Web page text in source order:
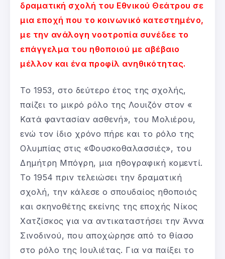
δραματική σχολή του Εθνικού Θεάτρου σε
μια εποχή που το κοινωνικό κατεστημένο,
με την ανάλογη νοοτροπία συνέδεε το
επάγγελμα του ηθοποιού με αβέβαιο
μέλλον και ένα προφίλ ανηθικότητας.
Το 1953, στο δεύτερο έτος της σχολής,
παίζει το μικρό ρόλο της Λουιζόν στον «
Κατά φαντασίαν ασθενή», του Μολιέρου,
ενώ τον ίδιο χρόνο πήρε και το ρόλο της
Ολυμπίας στις «Φουσκοθαλασσιές», του
Δημήτρη Μπόγρη, μια ηθογραφική κομεντί.
Το 1954 πριν τελειώσει την δραματική
σχολή, την κάλεσε ο σπουδαίος ηθοποιός
και σκηνοθέτης εκείνης της εποχής Νίκος
Χατζίσκος για να αντικαταστήσει την Άννα
Σινοδινού, που αποχώρησε από το θίασο
στο ρόλο της Ιουλιέτας. Για να παίξει το